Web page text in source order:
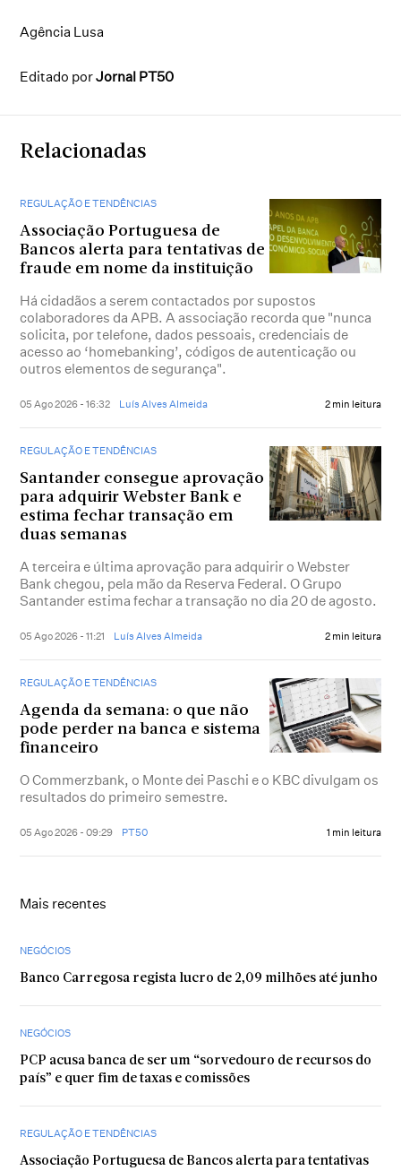
Agência Lusa
Editado porJornal PT50
Relacionadas
REGULAÇÃO E TENDÊNCIAS
Associação Portuguesa de
Bancos alerta para tentativas de
fraude em nome da instituição
Há cidadãos a serem contactados por supostos
colaboradores da APB. A associação recorda que "nunca
solicita, por telefone, dados pessoais, credenciais de
acesso ao ‘homebanking’, códigos de autenticação ou
outros elementos de segurança".
05 Ago 2026 - 16:32 Luís Alves Almeida 2 min leitura
REGULAÇÃO E TENDÊNCIAS
Santander consegue aprovação
para adquirir Webster Bank e
estima fechar transação em
duas semanas
A terceira e última aprovação para adquirir o Webster
Bank chegou, pela mão da Reserva Federal. O Grupo
Santander estima fechar a transação no dia 20 de agosto.
05 Ago 2026 - 11:21 Luís Alves Almeida 2 min leitura
REGULAÇÃO E TENDÊNCIAS
Agenda da semana: o que não
pode perder na banca e sistema
financeiro
O Commerzbank, o Monte dei Paschi e o KBC divulgam os
resultados do primeiro semestre.
05 Ago 2026 - 09:29 PT50 1 min leitura
Mais recentes
NEGÓCIOS
Banco Carregosa regista lucro de 2,09 milhões até junho
NEGÓCIOS
PCP acusa banca de ser um “sorvedouro de recursos do
país” e quer fim de taxas e comissões
REGULAÇÃO E TENDÊNCIAS
Associação Portuguesa de Bancos alerta para tentativas